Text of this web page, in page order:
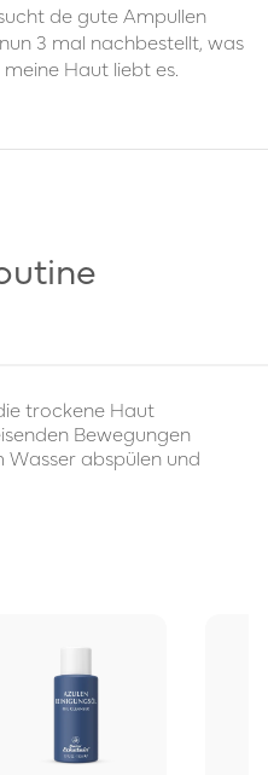
de gute Ampullen
3 mal nachbestellt, was
Haut liebt es.
trockene Haut
Bewegungen
abspülen und